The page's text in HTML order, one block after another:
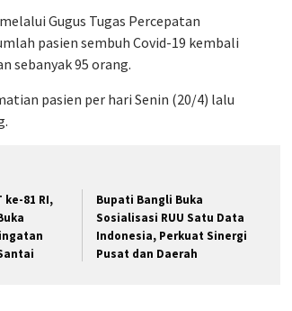
Gugus Tugas Percepatan
pasien sembuh Covid-19 kembali
sebanyak 95 orang.
pasien per hari Senin (20/4) lalu
ke-81 RI,
Bupati Bangli Buka
Sosialisasi RUU Satu Data
Indonesia, Perkuat Sinergi
Pusat dan Daerah